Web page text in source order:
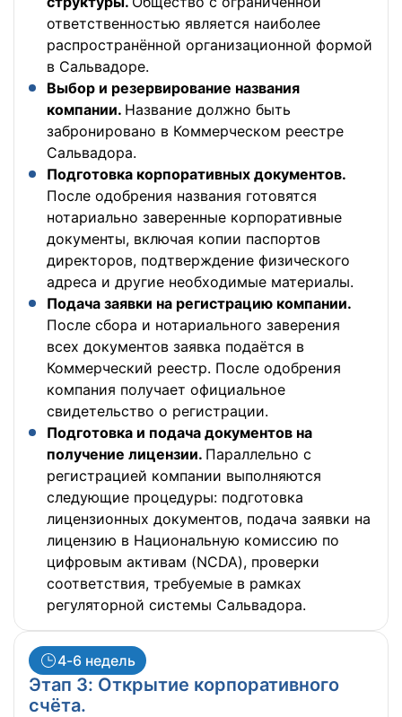
ответственностью является наиболее
распространённой организационной формой
в Сальвадоре.
Выбор и резервирование названия
компании. Название должно быть
забронировано в Коммерческом реестре
Сальвадора.
Подготовка корпоративных документов.
После одобрения названия готовятся
нотариально заверенные корпоративные
документы, включая копии паспортов
директоров, подтверждение физического
адреса и другие необходимые материалы.
Подача заявки на регистрацию компании.
После сбора и нотариального заверения
всех документов заявка подаётся в
Коммерческий реестр. После одобрения
компания получает официальное
свидетельство о регистрации.
Подготовка и подача документов на
получение лицензии. Параллельно с
регистрацией компании выполняются
следующие процедуры: подготовка
лицензионных документов, подача заявки на
лицензию в Национальную комиссию по
цифровым активам (NCDA), проверки
соответствия, требуемые в рамках
регуляторной системы Сальвадора.
Этап 3: Открытие корпоративного
счёта.
4-6 недель